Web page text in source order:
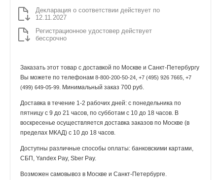
Декларация о соответствии действует по
12.11.2027
Регистрационное удостовер действует
бессрочно
Заказать этот товар с доставкой по Москве и Санкт-Петербургу
Вы можете по телефонам 8-800-200-50-24, +7 (495) 926 7665, +7
(499) 649-05-99. Минимальный заказ 700 руб.
Доставка в течение 1-2 рабочих дней: с понедельника по
пятницу с 9 до 21 часов, по субботам с 10 до 18 часов. В
воскресенье осуществляется доставка заказов по Москве (в
пределах МКАД) с 10 до 18 часов.
Доступны различные способы оплаты: банковскими картами,
СБП, Yandex Pay, Sber Pay.
Возможен самовывоз в Москве и Санкт-Петербурге.